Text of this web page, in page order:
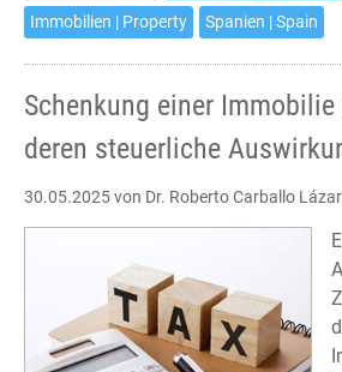
Was
Immobilien | Property
Spanien | Spain
Schenkung einer
deren steuerliche
30.05.2025von Dr. Roberto Carballo